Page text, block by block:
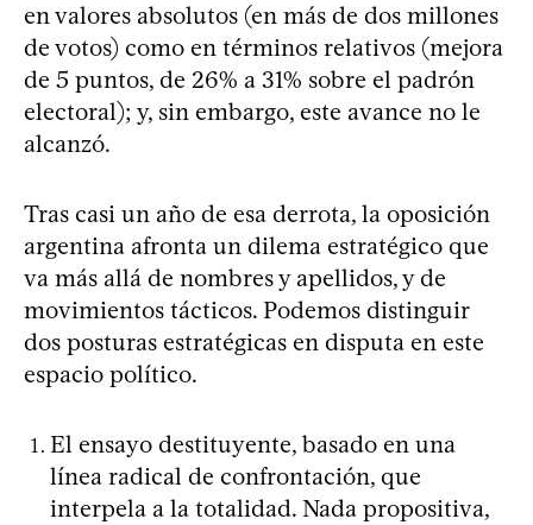
en valores absolutos (en más de dos millones
de votos) como en términos relativos (mejora
de 5 puntos, de 26% a 31% sobre el padrón
electoral); y, sin embargo, este avance no le
alcanzó.
Tras casi un año de esa derrota, la oposición
argentina afronta un dilema estratégico que
va más allá de nombres y apellidos, y de
movimientos tácticos. Podemos distinguir
dos posturas estratégicas en disputa en este
espacio político.
El ensayo destituyente, basado en una
línea radical de confrontación, que
interpela a la totalidad. Nada propositiva,